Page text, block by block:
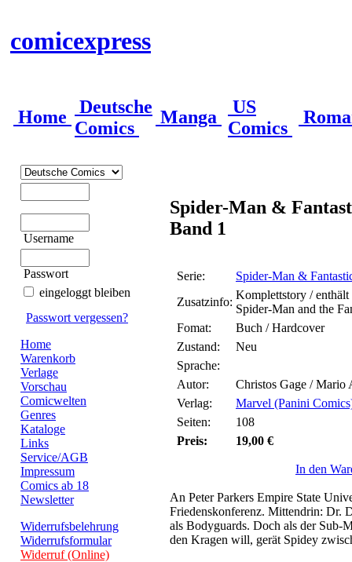
comicexpress
Home
Deutsche
Comics
Manga
US
Comics
Username
Passwort
eingeloggt bleiben
Passwort vergessen?
Home
Warenkorb
Verlage
Vorschau
Comicwelten
Genres
Kataloge
Links
Service/AGB
Impressum
Comics ab 18
Newsletter
Widerrufsbelehrung
Widerrufsformular
Widerruf (Online)
Spider-Man &
Band 1
Serie:
Spider-Man &
Zusatzinfo:
Komplettstory /
Spider-Man and the
Fomat:
Buch / Hardcover
Zustand:
Neu
Sprache:
Autor:
Christos Gage / Mario
Verlag:
Marvel (Panini
Seiten:
108
Preis:
19,00 €
In den
An Peter Parkers Empire State
Friedenskonferenz. Mittendrin: Dr.
als Bodyguards. Doch als der Sub-
den Kragen will, gerät Spidey